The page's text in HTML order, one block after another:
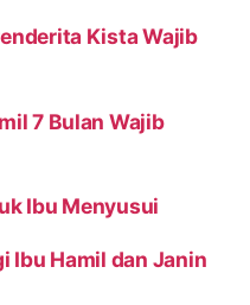
Kista Wajib
7 Bulan Wajib
Ibu Menyusui
Ibu Hamil dan Janin